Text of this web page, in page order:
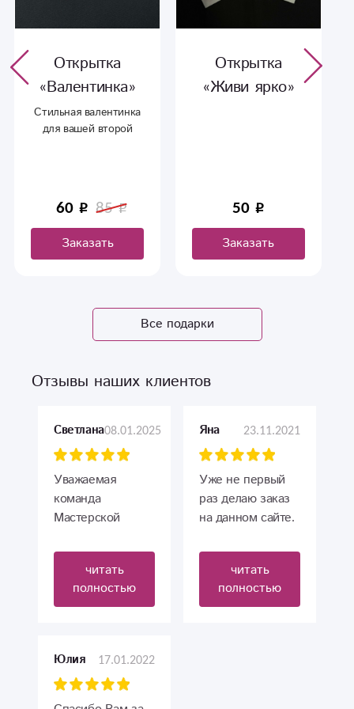
Открытка
«Валентинка»
Стильная валентинка
для вашей второй
60 85
Заказать
Открытка
«Живи ярко»
50
Заказать
Все подарки
Отзывы наших клиентов
Светлана08.01.2025
Уважаемая
команда
Мастерской
"ФлорИСКа"!
ОГРОМНОЕ ВАМ
СПАСИБО, ЗА
РАБОТУ!
Заказываю у Вас
читать
полностью
Яна 23.11.2021
Уже не первый
раз делаю заказ
на данном сайте.
букеты из живых
цветов, и
съедобные
букеты. Один раз
читать
полностью
Юлия 17.01.2022